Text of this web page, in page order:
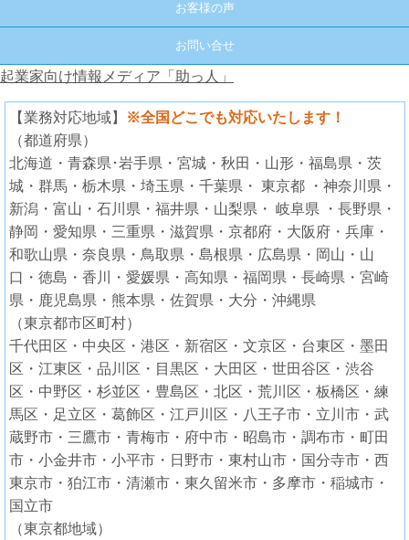
お客様の声
お問い合せ
起業家向け情報メディア「助っ人」
【業務対応地域】
※全国どこでも対応いたします！
（都道府県）
北海道・青森県･岩手県・宮城・秋田・山形・福島県・茨
城・群馬・栃木県・埼玉県・千葉県・ 東京都 ・神奈川県・
新潟・富山・石川県・福井県・山梨県・ 岐阜県 ・長野県・
静岡・愛知県・三重県・滋賀県・京都府・大阪府・兵庫・
和歌山県・奈良県・鳥取県・島根県・広島県・岡山・山
口・徳島・香川・愛媛県・高知県・福岡県・長崎県・宮崎
県・鹿児島県・熊本県・佐賀県・大分・沖縄県
（東京都市区町村）
千代田区・中央区・港区・新宿区・文京区・台東区・墨田
区・江東区・品川区・目黒区・大田区・世田谷区・渋谷
区・中野区・杉並区・豊島区・北区・荒川区・板橋区・練
馬区・足立区・葛飾区・江戸川区・八王子市・立川市・武
蔵野市・三鷹市・青梅市・府中市・昭島市・調布市・町田
市・小金井市・小平市・日野市・東村山市・国分寺市・西
東京市・狛江市・清瀬市・東久留米市・多摩市・稲城市・
国立市
（東京都地域）